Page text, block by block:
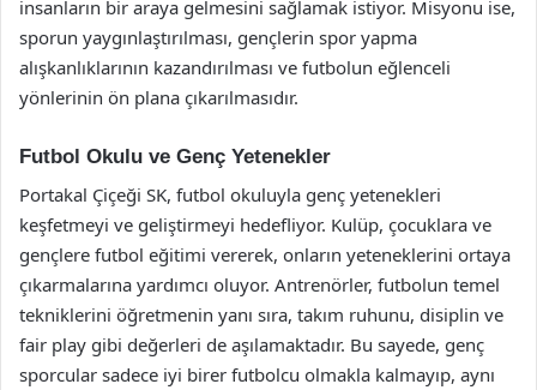
insanların bir araya gelmesini sağlamak istiyor. Misyonu ise,
sporun yaygınlaştırılması, gençlerin spor yapma
alışkanlıklarının kazandırılması ve futbolun eğlenceli
yönlerinin ön plana çıkarılmasıdır.
Futbol Okulu ve Genç Yetenekler
Portakal Çiçeği SK, futbol okuluyla genç yetenekleri
keşfetmeyi ve geliştirmeyi hedefliyor. Kulüp, çocuklara ve
gençlere futbol eğitimi vererek, onların yeteneklerini ortaya
çıkarmalarına yardımcı oluyor. Antrenörler, futbolun temel
tekniklerini öğretmenin yanı sıra, takım ruhunu, disiplin ve
fair play gibi değerleri de aşılamaktadır. Bu sayede, genç
sporcular sadece iyi birer futbolcu olmakla kalmayıp, aynı